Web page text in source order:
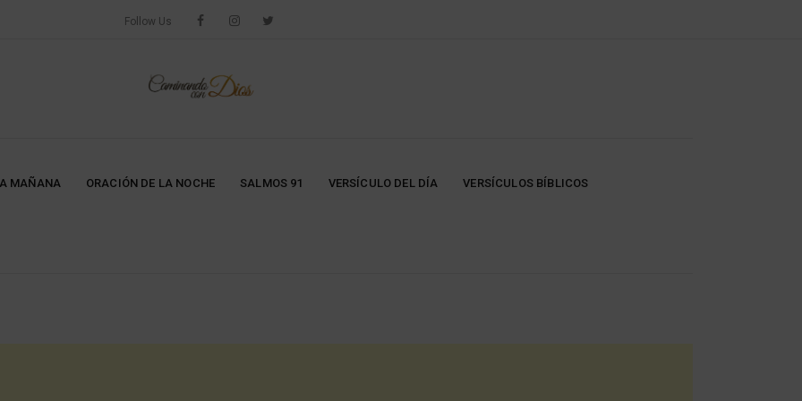
Follow Us
MAÑANA ORACIÓN DE LA NOCHE SALMOS 91 VERSÍCULO DEL DÍA VERSÍCULOS BÍBLICOS